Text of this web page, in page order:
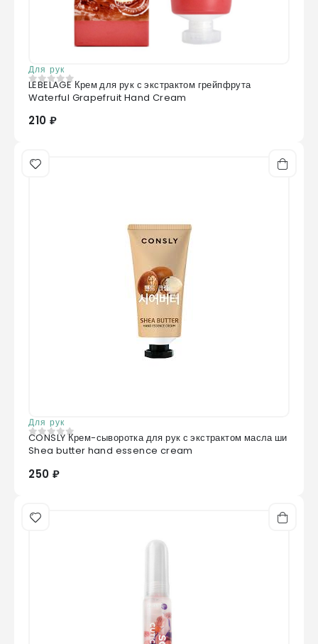
Для рук
0из 5
LEBELAGE Крем для рук с экстрактом грейпфрута
Waterful Grapefruit Hand Cream
210 ₽
Для рук
0из 5
CONSLY Крем-сыворотка для рук с экстрактом масла ши
Shea butter hand essence cream
250 ₽